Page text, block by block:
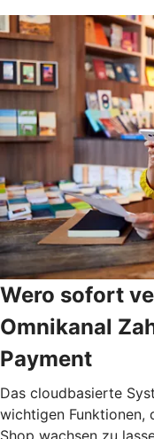
Wero sofort
Omnikanal
Payment
Das cloudbasierte
wichtigen Funktionen,